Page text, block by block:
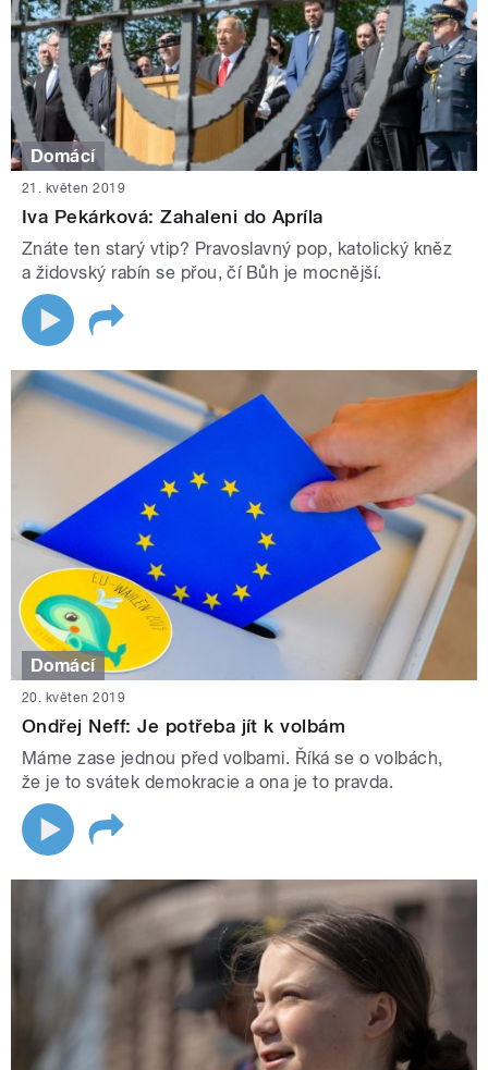
Domácí
21. květen 2019
Iva Pekárková: Zahaleni do Apríla
Znáte ten starý vtip? Pravoslavný pop, katolický kněz
a židovský rabín se přou, čí Bůh je mocnější.
Domácí
20. květen 2019
Ondřej Neff: Je potřeba jít k volbám
Máme zase jednou před volbami. Říká se o volbách,
že je to svátek demokracie a ona je to pravda.